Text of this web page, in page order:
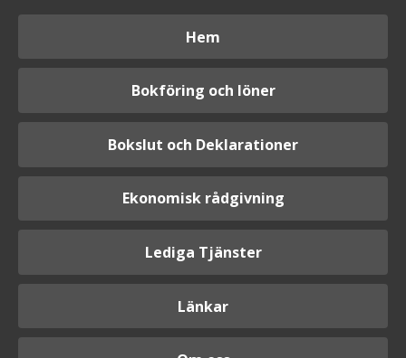
Hem
Bokföring och löner
Bokslut och Deklarationer
Ekonomisk rådgivning
Lediga Tjänster
Länkar